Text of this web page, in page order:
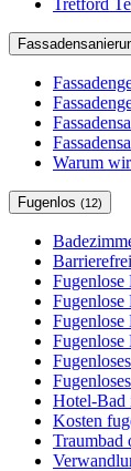
Warum
Fugenlos (12)
Fugenlose
Fugenlose
Fugenlose
Fugenlose
Hotel-Bad
Kosten
Traumbad